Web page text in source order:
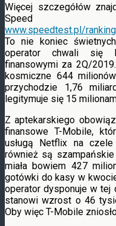
Więcej szczegółów
www.speedtest.pl/
To nie koniec
operator chwali się
finansowymi za 2Q/
kosmiczne 644
przychodzie 1,76
legitymuje się 15
Z aptekarskiego
finansowe T-Mobile,
usługą Netflix na czele
również są
miała bowiem 427
gotówki do kasy w
operator dysponuje w tej
stanowi wzrost o 46
Oby więc T-Mobile